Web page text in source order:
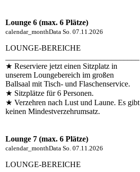
Lounge 6 (max. 6 Plätze)
calendar_monthData So. 07.11.2026
LOUNGE-BEREICHE
★ Reserviere jetzt einen Sitzplatz in
unserem Loungebereich im großen
Ballsaal mit Tisch- und Flaschenservice.
★ Sitzplätze für 6 Personen.
★ Verzehren nach Lust und Laune. Es gibt
keinen Mindestverzehrumsatz.
Lounge 7 (max. 6 Plätze)
calendar_monthData So. 07.11.2026
LOUNGE-BEREICHE